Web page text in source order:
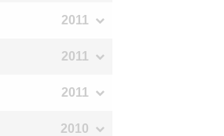
2011
2011
2011
2010